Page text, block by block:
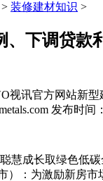
> 装修建材知识 >
、下调贷款
视讯官方网站新型
发布时间
成长取绿色低碳
）：为激励新房市